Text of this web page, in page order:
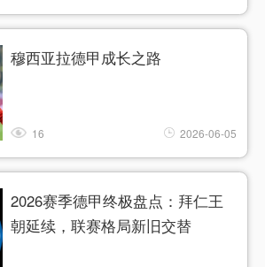
穆西亚拉德甲成长之路
16 2026-06-05
2026赛季德甲终极盘点：拜仁王
朝延续，联赛格局新旧交替